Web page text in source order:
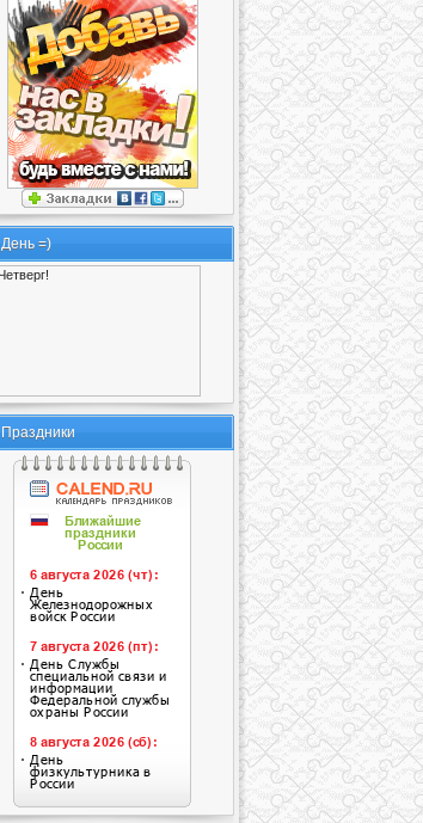
День =)
Праздники